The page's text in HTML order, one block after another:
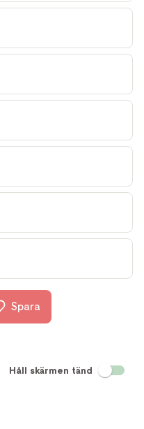
Spara
Håll skärmen tänd